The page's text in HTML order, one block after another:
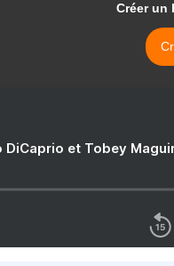
Créer un
DiCaprio et Tobey